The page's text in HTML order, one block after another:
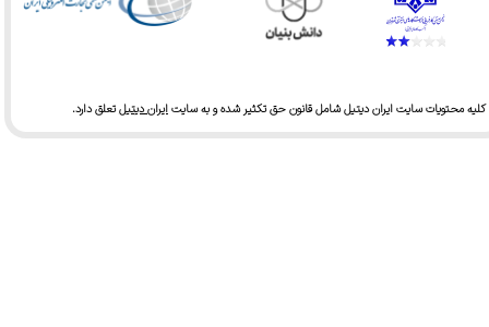
محتویات سایت ایران دیتیل شامل قانون حق تکثیر شده و به سایتایران دیتیلتعلق دارد.​​​​​​​